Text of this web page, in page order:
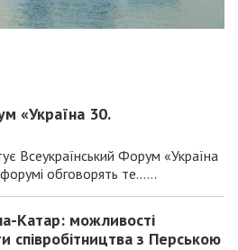
«Україна 30.
Всеукраїнський Форум «Україна
обговорять те......
Катар: можливості
співробітництва з Перською